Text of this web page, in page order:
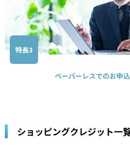
特長3
ペーパーレスでのお申
ショッピングクレジット一